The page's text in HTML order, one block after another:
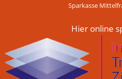
Sparkasse
Hier online